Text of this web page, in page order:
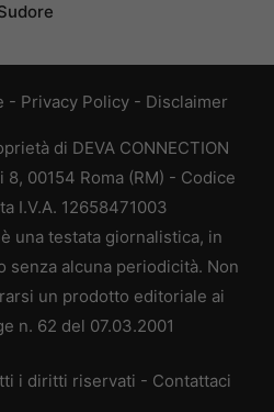
- Privacy Policy - Disclaimer
di DEVA CONNECTION
8, 00154 Roma (RM) - Codice
I.V.A. 12658471003
una testata giornalistica, in
senza alcuna periodicità. Non
un prodotto editoriale ai
n. 62 del 07.03.2001
i diritti riservati - Contattaci